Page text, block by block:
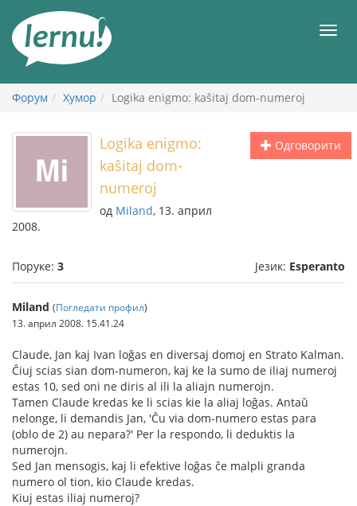
садржају
Форум Хумор Logika enigmo: kaŝitaj dom-numeroj
Одговорити
Logika enigmo:
kaŝitaj dom-
numeroj
од Miland, 13. април
2008.
Поруке: 3 Језик: Esperanto
Miland (Погледати профил)
13. април 2008. 15.41.24
Claude, Jan kaj Ivan loĝas en diversaj domoj en Strato Kalman.
Ĉiuj scias sian dom-numeron, kaj ke la sumo de iliaj numeroj
estas 10, sed oni ne diris al ili la aliajn numerojn.
Tamen Claude kredas ke li scias kie la aliaj loĝas. Antaŭ
nelonge, li demandis Jan, 'Ĉu via dom-numero estas para
(oblo de 2) au nepara?' Per la respondo, li deduktis la
numerojn.
Sed Jan mensogis, kaj li efektive loĝas ĉe malpli granda
numero ol tion, kio Claude kredas.
Kiuj estas iliaj numeroj?